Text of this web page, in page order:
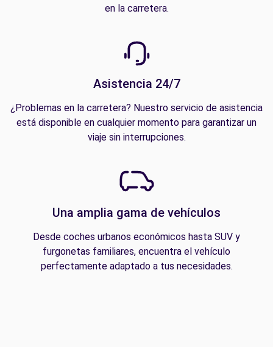
en la carretera.
Asistencia 24/7
¿Problemas en la carretera? Nuestro servicio de asistencia
está disponible en cualquier momento para garantizar un
viaje sin interrupciones.
Una amplia gama de vehículos
Desde coches urbanos económicos hasta SUV y
furgonetas familiares, encuentra el vehículo
perfectamente adaptado a tus necesidades.